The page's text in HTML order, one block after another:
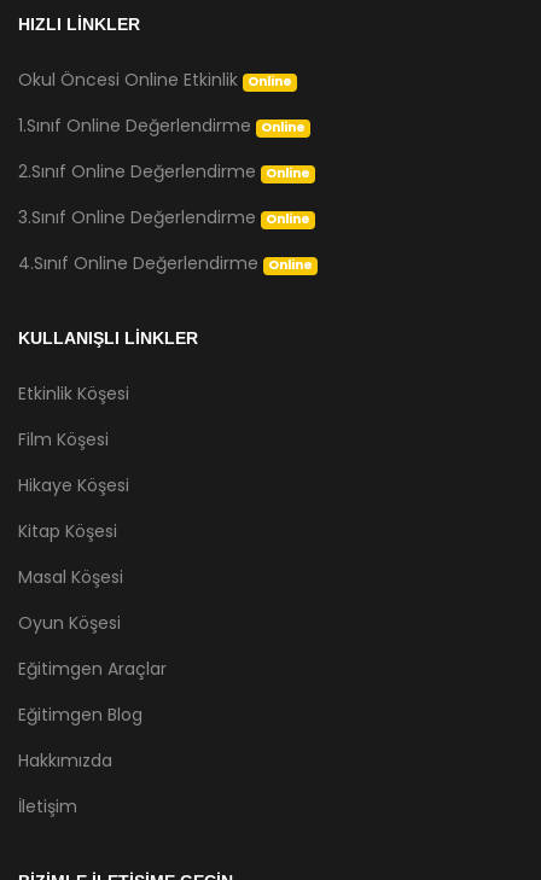
HIZLI LİNKLER
Okul Öncesi Online Etkinlik Online
1.Sınıf Online Değerlendirme Online
2.Sınıf Online Değerlendirme Online
3.Sınıf Online Değerlendirme Online
4.Sınıf Online Değerlendirme Online
KULLANIŞLI LİNKLER
Etkinlik Köşesi
Film Köşesi
Hikaye Köşesi
Kitap Köşesi
Masal Köşesi
Oyun Köşesi
Eğitimgen Araçlar
Eğitimgen Blog
Hakkımızda
İletişim